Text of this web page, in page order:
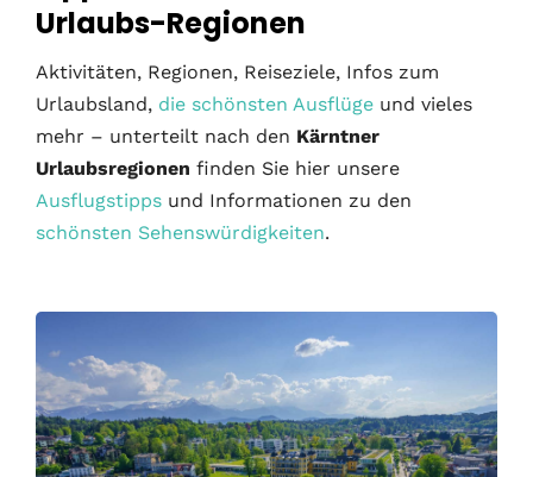
Urlaubs-Regionen
Aktivitäten, Regionen, Reiseziele, Infos zum
Urlaubsland, die schönsten Ausflüge und vieles
mehr – unterteilt nach den Kärntner
Urlaubsregionen finden Sie hier unsere
Ausflugstipps und Informationen zu den
schönsten Sehenswürdigkeiten.